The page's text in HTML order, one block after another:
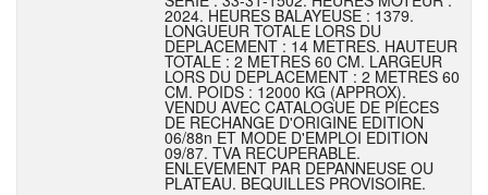
2024. HEURES BALAYEUSE : 1379.
LONGUEUR TOTALE LORS DU
DEPLACEMENT : 14 METRES. HAUTEUR
TOTALE : 2 METRES 60 CM. LARGEUR
LORS DU DEPLACEMENT : 2 METRES 60
CM. POIDS : 12000 KG (APPROX).
VENDU AVEC CATALOGUE DE PIECES
DE RECHANGE D'ORIGINE EDITION
06/88n ET MODE D'EMPLOI EDITION
09/87. TVA RECUPERABLE.
ENLEVEMENT PAR DEPANNEUSE OU
PLATEAU. BEQUILLES PROVISOIRE.